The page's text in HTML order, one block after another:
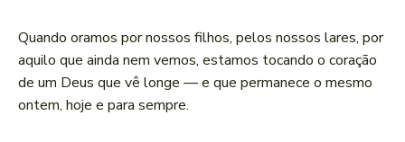
Quando oramos por nossos filhos, pelos nossos lares, por
aquilo que ainda nem vemos, estamos tocando o coração
de um Deus que vê longe — e que permanece o mesmo
ontem, hoje e para sempre.